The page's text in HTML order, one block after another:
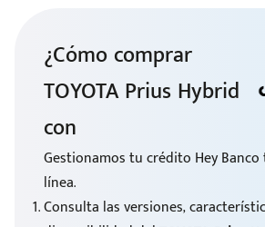
¿Cómo comprar
TOYOTA Prius Hybrid
con
Gestionamos tu crédito Hey
línea.
Consulta las versiones,